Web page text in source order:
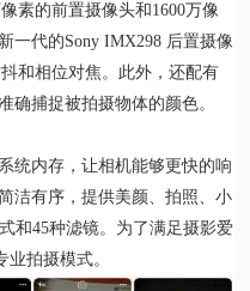
素的前置摄像头和1600万像
一代的Sony IMX298 后置摄像
和相位对焦。此外，还配有
确捕捉被拍摄物体的颜色。
统内存，让相机能够更快的响
洁有序，提供美颜、拍照、小
和45种滤镜。为了满足摄影爱
拍摄模式。